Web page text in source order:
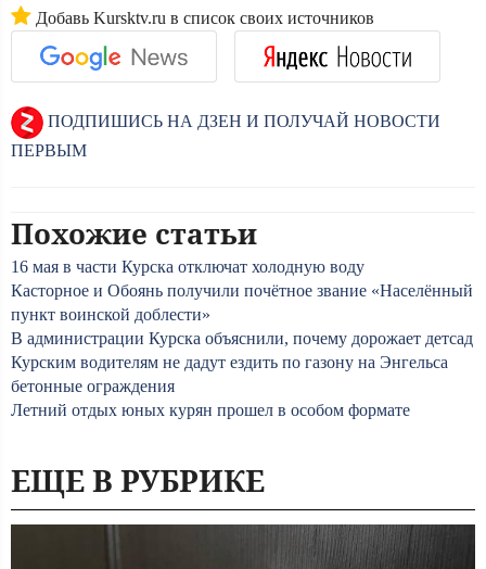
Добавь Kursktv.ru в список своих источников
ПОДПИШИСЬ НА ДЗЕН И ПОЛУЧАЙ НОВОСТИ
ПЕРВЫМ
Похожие статьи
16 мая в части Курска отключат холодную воду
Касторное и Обоянь получили почётное звание «Населённый
пункт воинской доблести»
В администрации Курска объяснили, почему дорожает детсад
Курским водителям не дадут ездить по газону на Энгельса
бетонные ограждения
Летний отдых юных курян прошел в особом формате
ЕЩЕ В РУБРИКЕ